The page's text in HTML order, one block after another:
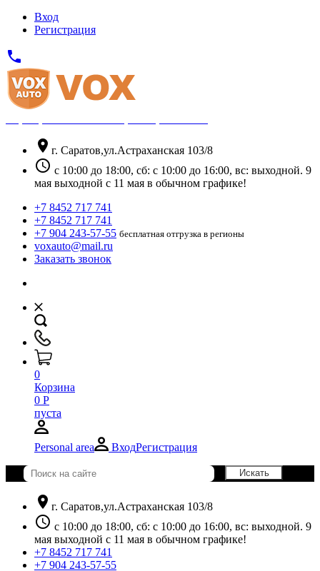
Вход
Регистрация
phone
location_on г. Саратов,ул.Астраханская 103/8
schedule с 10:00 до 18:00, сб: с 10:00 до 16:00, вс: выходной. 9
мая выходной с 11 мая в обычном графике!
+7 8452 717 741
+7 8452 717 741
+7 904 243-57-55 бесплатная отгрузка в регионы
voxauto@mail.ru
Заказать звонок
0
Корзина
0 Р
пуста
Personal area ВходРегистрация
location_on г. Саратов,ул.Астраханская 103/8
schedule с 10:00 до 18:00, сб: с 10:00 до 16:00, вс: выходной. 9
мая выходной с 11 мая в обычном графике!
+7 8452 717 741
+7 904 243-57-55